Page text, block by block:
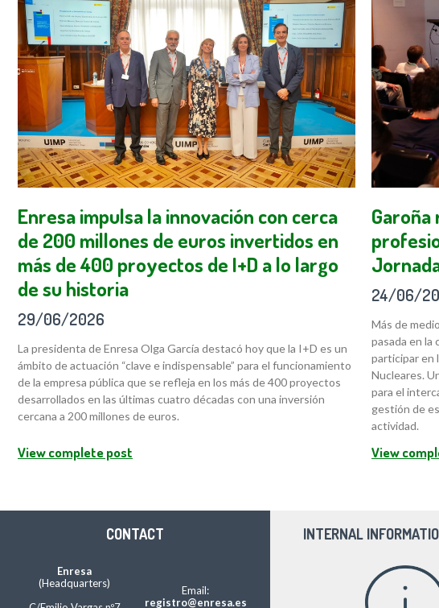
Enresa impulsa la innovación con cerca
de 200 millones de euros invertidos en
más de 400 proyectos de I+D a lo largo
de su historia
29/06/2026
La presidenta de Enresa Olga García destacó hoy que la I+D es un
ámbito de actuación “clave e indispensable” para el funcionamiento
de la empresa pública que se refleja en los más de 400 proyectos
desarrollados en las últimas cuatro décadas con una inversión
cercana a 200 millones de euros.
View complete post
24/06/
Más de
pasada en la
participar en
Nucleares.
para el
gestión de
actividad.
View
CONTACT
Enresa
(Headquarters)
Email:
registro@enresa.es
INTERNAL